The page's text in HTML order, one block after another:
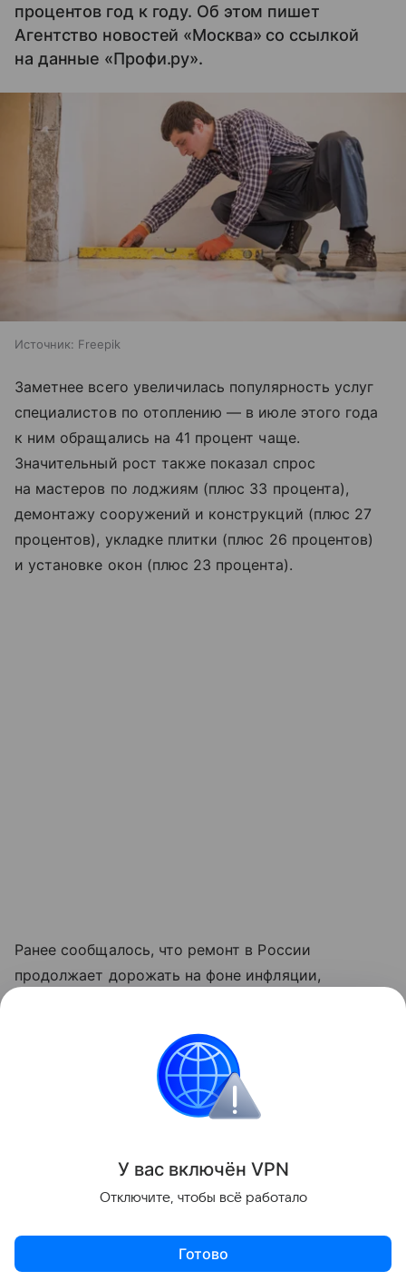
процентов год к году. Об этом пишет
Агентство новостей «Москва» со ссылкой
на данные «Профи.ру».
Источник: Freepik
Заметнее всего увеличилась популярность услуг
специалистов по отоплению — в июле этого года
к ним обращались на 41 процент чаще.
Значительный рост также показал спрос
на мастеров по лоджиям (плюс 33 процента),
демонтажу сооружений и конструкций (плюс 27
процентов), укладке плитки (плюс 26 процентов)
и установке окон (плюс 23 процента).
Ранее сообщалось, что ремонт в России
продолжает дорожать на фоне инфляции,
оказался ниже прогнозов.
Ремонт и обустройство
Поделиться
Актуальное Топ дня Видео Приложение
У вас включён VPN
Отключите, чтобы всё работало
Готово